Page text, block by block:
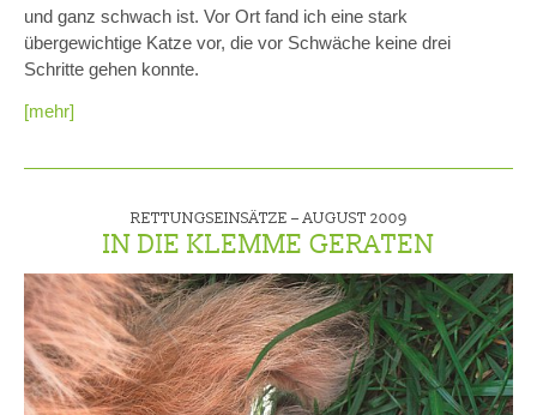
und ganz schwach ist. Vor Ort fand ich eine stark
übergewichtige Katze vor, die vor Schwäche keine drei
Schritte gehen konnte.
[mehr]
RETTUNGSEINSÄTZE –AUGUST 2009
IN DIE KLEMME GERATEN